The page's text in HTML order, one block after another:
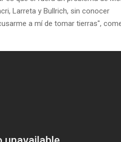
Larreta y Bullrich, sin conocer
a mí de tomar tierras",